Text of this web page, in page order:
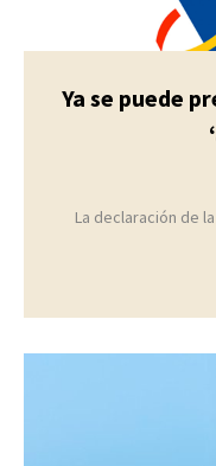
Ya se puede
La declaración de